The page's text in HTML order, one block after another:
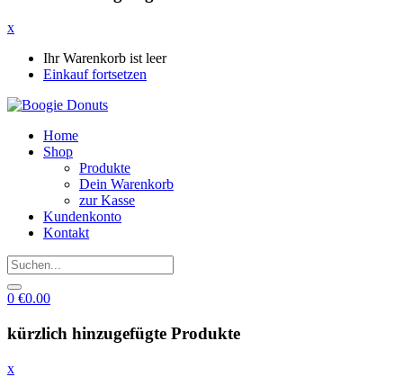
x
Ihr Warenkorb ist leer
Einkauf fortsetzen
Home
Shop
Produkte
Dein Warenkorb
zur Kasse
Kundenkonto
Kontakt
0 €0.00
kürzlich hinzugefügte Produkte
x